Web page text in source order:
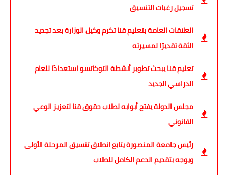
تسجيل رغبات التنسيق
العلاقات العامة بتعليم قنا تكرم وكيل الوزارة بعد تجديد
الثقة تقديرًا لمسيرته
تعليم قنا يبحث تطوير أنشطة التوكاتسو استعدادًا للعام
الدراسي الجديد
مجلس الدولة يفتح أبوابه لطلاب حقوق قنا لتعزيز الوعي
القانوني
رئيس جامعة المنصورة يتابع انطلاق تنسيق المرحلة الأولى
ويوجه بتقديم الدعم الكامل للطلاب